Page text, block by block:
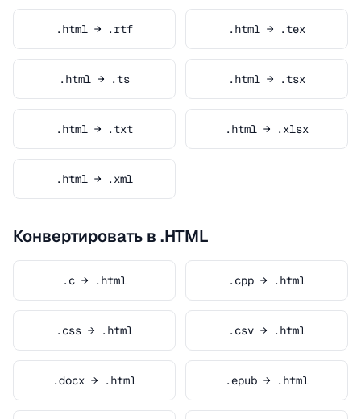
.html → .rtf .html → .tex
.html → .ts .html → .tsx
.html → .txt .html → .xlsx
.html → .xml
Конвертировать в .HTML
.c → .html .cpp → .html
.css → .html .csv → .html
.docx → .html .epub → .html